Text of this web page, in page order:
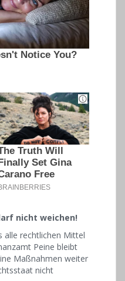
nicht weichen!
alle rechtlichen Mittel
Peine bleibt
Maßnahmen weiter
nicht